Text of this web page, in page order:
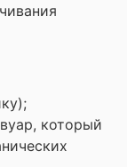
который